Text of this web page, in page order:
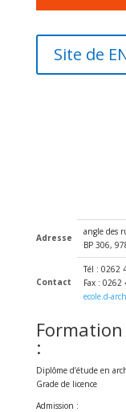
Site de
Adresse
angle des
BP 306,
Contact
Tél : 0262
Fax : 0262
ecole.d-
:
Diplôme d’étude en
Grade de licence
Admission :